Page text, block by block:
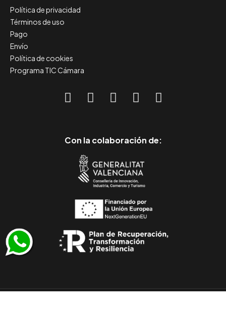
Política de privacidad
Términos de uso
Pago
Envío
Política de cookies
Programa TIC Cámara
Con la colaboración de: